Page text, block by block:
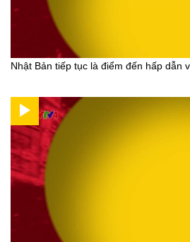
Nhật Bản tiếp tục là điểm đến hấp dẫn